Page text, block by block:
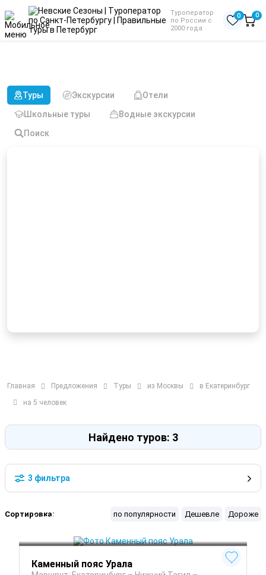
Туроператор
по России с
2000 года
0 0
Туры Экскурсии
Отели
Школьные туры
Водные экскурсии
Поиск
Главная Предложения Туры из Москвы
в Екатеринбург
на 5 человек
Найдено туров: 3
3 фильтра
Сортировка: по популярности Дешевле Дороже
Екатеринбург
Каменный пояс Урала